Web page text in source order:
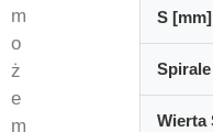
m
o
ż
e
m
S [mm]
Spirale
Wierta